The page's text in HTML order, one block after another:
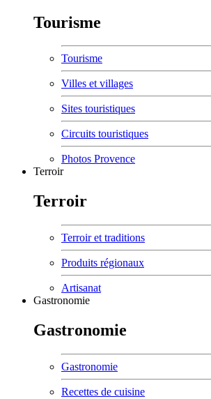
Tourisme
Tourisme
Villes et villages
Sites touristiques
Circuits touristiques
Photos Provence
Terroir
Terroir
Terroir et traditions
Produits régionaux
Artisanat
Gastronomie
Gastronomie
Gastronomie
Recettes de cuisine